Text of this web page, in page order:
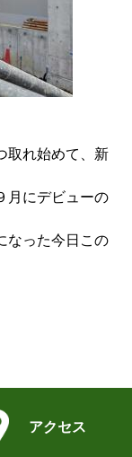
取れ始めて、新
月にデビューの
なった今日この
アクセス